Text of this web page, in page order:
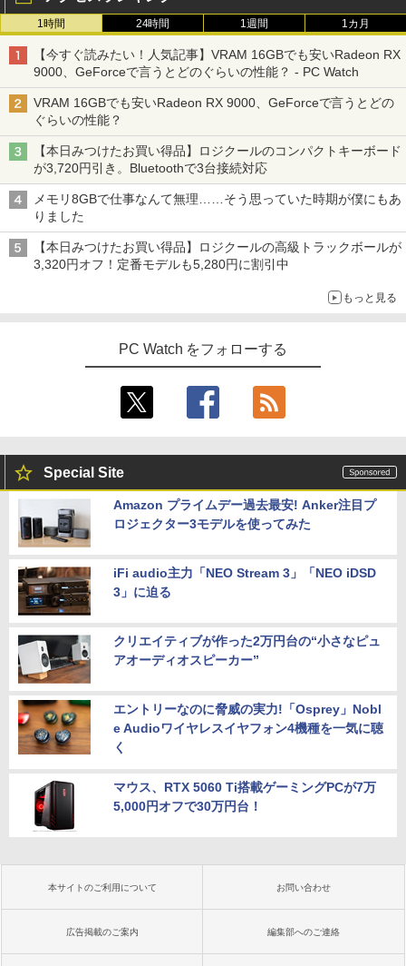
1時間 24時間 1週間 1カ月
【今すぐ読みたい！人気記事】VRAM 16GBでも安いRadeon RX
9000、GeForceで言うとどのぐらいの性能？ - PC Watch
VRAM 16GBでも安いRadeon RX 9000、GeForceで言うとどの
ぐらいの性能？
【本日みつけたお買い得品】ロジクールのコンパクトキーボード
が3,720円引き。Bluetoothで3台接続対応
メモリ8GBで仕事なんて無理……そう思っていた時期が僕にもあ
りました
【本日みつけたお買い得品】ロジクールの高級トラックボールが
3,320円オフ！定番モデルも5,280円に割引中
もっと見る
PC Watch をフォローする
Special Site
Amazon プライムデー過去最安! Anker注目プ
ロジェクター3モデルを使ってみた
iFi audio主力「NEO Stream 3」「NEO iDSD
3」に迫る
クリエイティブが作った2万円台の“小さなピュ
アオーディオスピーカー”
エントリーなのに脅威の実力!「Osprey」Nobl
e Audioワイヤレスイヤフォン4機種を一気に聴
く
マウス、RTX 5060 Ti搭載ゲーミングPCが7万
5,000円オフで30万円台！
本サイトのご利用について お問い合わせ
広告掲載のご案内 編集部へのご連絡